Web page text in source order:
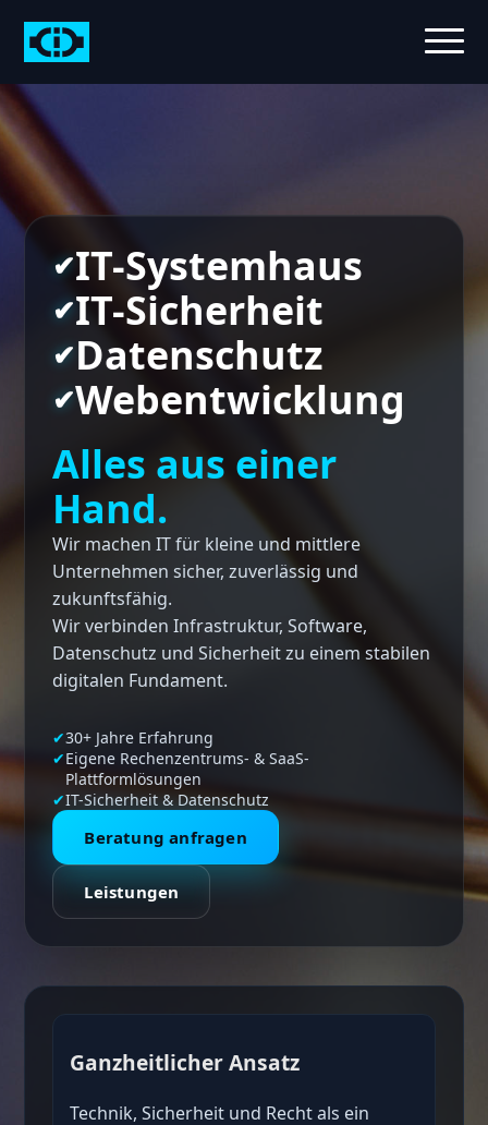
IT-Systemhaus
IT-Sicherheit
Datenschutz
Webentwicklung
Alles aus einer
Hand.
Wir machen IT für kleine und mittlere
Unternehmen sicher, zuverlässig und
zukunftsfähig.
Wir verbinden Infrastruktur, Software,
Datenschutz und Sicherheit zu einem stabilen
digitalen Fundament.
30+ Jahre Erfahrung
Eigene Rechenzentrums- & SaaS-
Plattformlösungen
IT-Sicherheit & Datenschutz
Beratung anfragen
Leistungen
Ganzheitlicher Ansatz
Technik, Sicherheit und Recht als ein